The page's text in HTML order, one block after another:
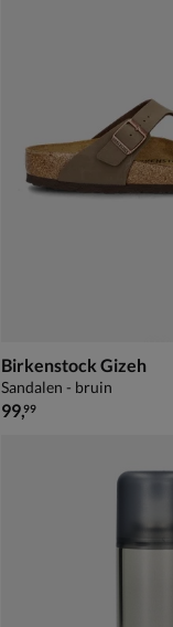
Birkenstock Gizeh
Sandalen - bruin
€ 99,99
99,99